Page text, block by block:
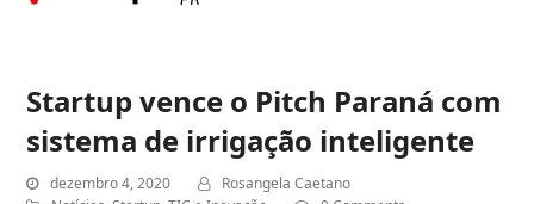
Startup vence o Pitch Paraná com
sistema de irrigação inteligente
dezembro 4, 2020
Rosangela Caetano